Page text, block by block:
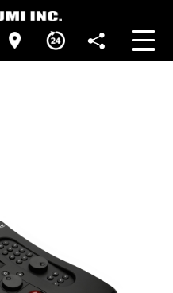
BUSINESS HOURS
FOLLOW US